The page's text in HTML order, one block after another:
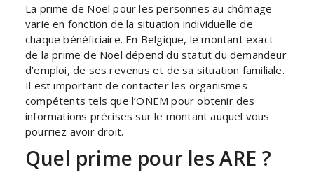
La prime de Noël pour les personnes au chômage
varie en fonction de la situation individuelle de
chaque bénéficiaire. En Belgique, le montant exact
de la prime de Noël dépend du statut du demandeur
d’emploi, de ses revenus et de sa situation familiale.
Il est important de contacter les organismes
compétents tels que l’ONEM pour obtenir des
informations précises sur le montant auquel vous
pourriez avoir droit.
Quel prime pour les ARE ?